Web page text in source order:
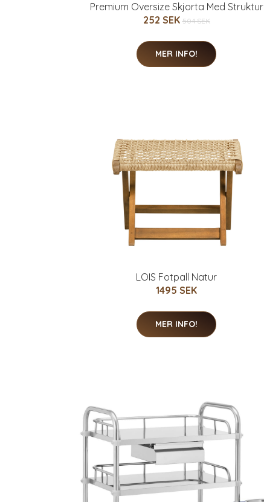
Premium Oversize Skjorta Med Struktur
252 SEK 504 SEK
MER INFO!
LOIS Fotpall Natur
1495 SEK
MER INFO!